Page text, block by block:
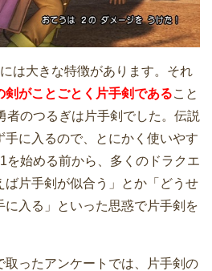
は大きな特徴があります。それ
剣がことごとく片手剣であること
者のつるぎは片手剣でした。伝説
に入るので、とにかく使いやす
を始める前から、多くのドラクエ
ば片手剣が似合う」とか「どうせ
に入る」といった思惑で片手剣を
取ったアンケートでは、片手剣の